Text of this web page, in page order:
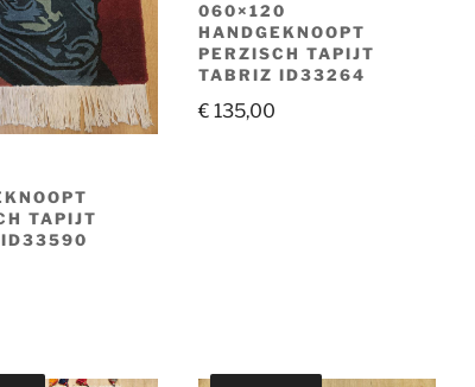
TAPIJT
060×120
HANDGEKNOOPT
PERZISCH TAPIJT
TABRIZ ID33264
€ 135,00